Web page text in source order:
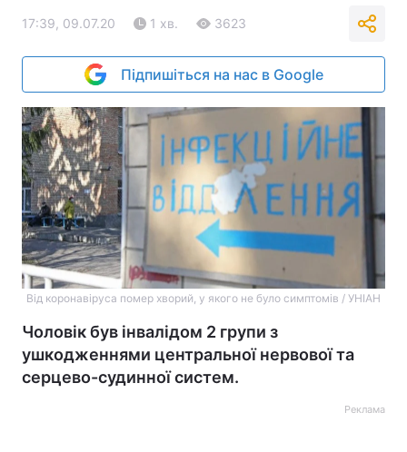
17:39, 09.07.20 1 хв. 3623
Підпишіться на нас в Google
Від коронавіруса помер хворий, у якого не було симптомів / УНІАН
Чоловік був інвалідом 2 групи з
ушкодженнями центральної нервової та
серцево-судинної систем.
Реклама